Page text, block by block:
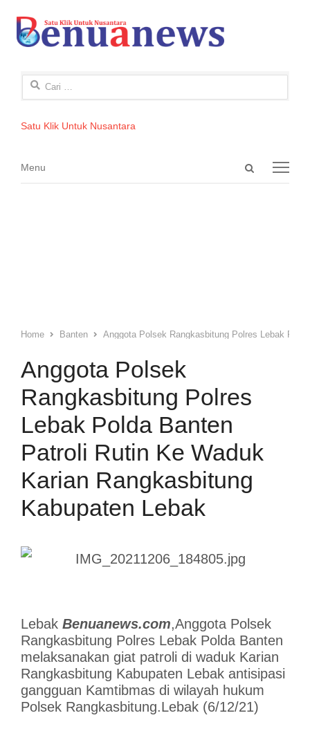
Cari
Satu Klik Untuk Nusantara
Open
Menu
Menu
Home Banten Anggota Polsek Rangkasbitung Polres Lebak
Anggota Polsek
Rangkasbitung Polres
Lebak Polda Banten
Patroli Rutin Ke Waduk
Karian Rangkasbitung
Kabupaten Lebak
Lebak Benuanews.com,Anggota Polsek
Rangkasbitung Polres Lebak Polda Banten
melaksanakan giat patroli di waduk Karian
Rangkasbitung Kabupaten Lebak antisipasi
gangguan Kamtibmas di wilayah hukum
Polsek Rangkasbitung.Lebak (6/12/21)